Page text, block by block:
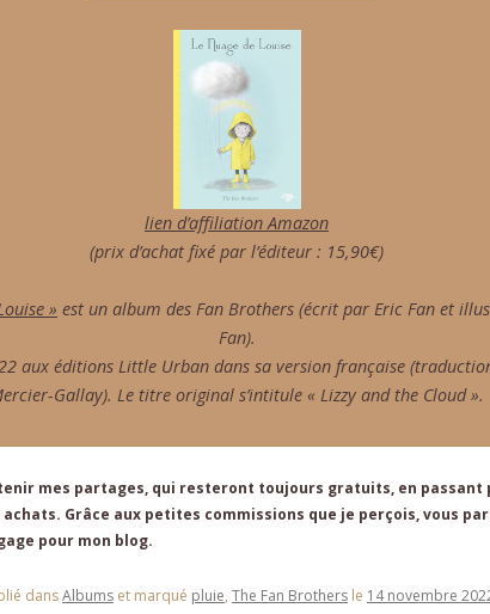
lien d’affiliation Amazon
(prix d’achat fixé par l’éditeur : 15,90€)
» est un album des Fan Brothers (écrit par Eric Fan et
Fan).
aux éditions Little Urban dans sa version française
Gallay). Le titre original s’intitule « Lizzy and the Cloud ».
mes partages, qui resteront toujours gratuits, en passant
achats. Grâce aux petites commissions que je perçois, vous
pour mon blog.
dansAlbums et marqué pluie, The Fan Brothers le 14 novembre